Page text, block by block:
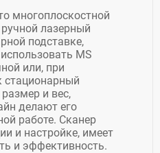
многоплоскостной
лазерный
подставке,
MS
или, при
стационарный
и вес,
делают его
работе. Сканер
и настройке, имеет
и эффективность.